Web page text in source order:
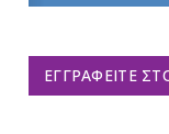
ΕΓΓΡΑΦΕΊΤΕ